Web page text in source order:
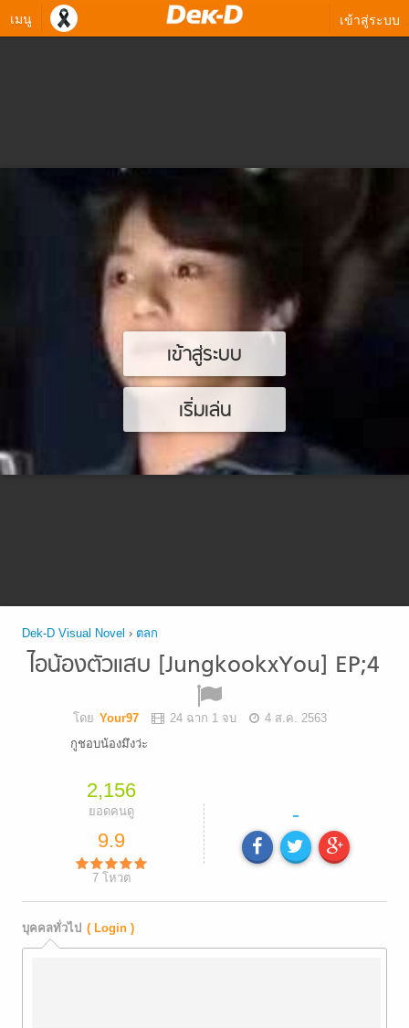
เมนู เข้าสู่ระบบ
เข้าสู่ระบบ
เริ่มเล่น
Dek-D Visual Novel › ตลก
ไอน้องตัวแสบ [JungkookxYou] EP;4
โดย Your97 24 ฉาก 1 จบ
4 ส.ค. 2563
กูชอบน้องมึงว่ะ
2,156
ยอดคนดู
9.9
7โหวต
-
บุคคลทั่วไป ( Login )